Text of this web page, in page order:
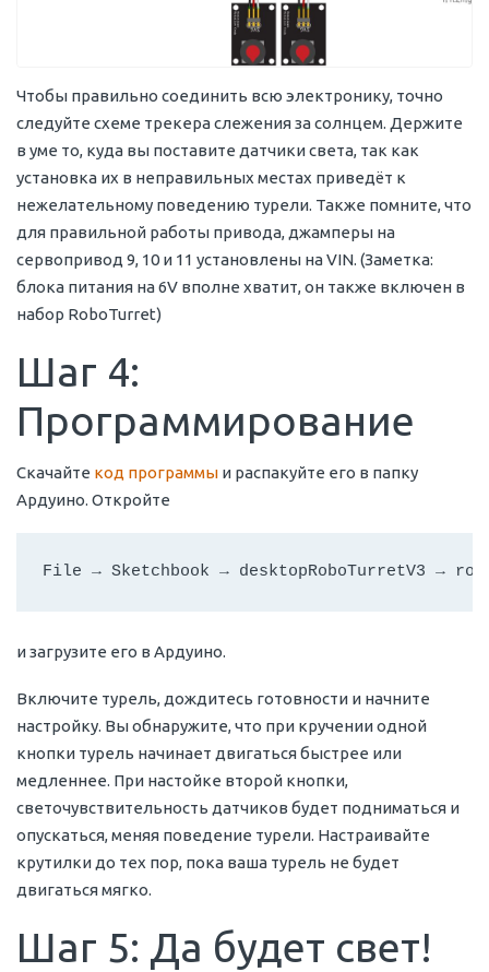
Чтобы правильно соединить всю электронику, точно
следуйте схеме трекера слежения за солнцем. Держите
в уме то, куда вы поставите датчики света, так как
установка их в неправильных местах приведёт к
нежелательному поведению турели. Также помните, что
для правильной работы привода, джамперы на
сервопривод 9, 10 и 11 установлены на VIN. (Заметка:
блока питания на 6V вполне хватит, он также включен в
набор RoboTurret)
Шаг 4:
Программирование
Скачайте код программы и распакуйте его в папку
Ардуино. Откройте
File → Sketchbook → desktopRoboTurretV3 →
и загрузите его в Ардуино.
Включите турель, дождитесь готовности и начните
настройку. Вы обнаружите, что при кручении одной
кнопки турель начинает двигаться быстрее или
медленнее. При настойке второй кнопки,
светочувствительность датчиков будет подниматься и
опускаться, меняя поведение турели. Настраивайте
крутилки до тех пор, пока ваша турель не будет
двигаться мягко.
Шаг 5: Да будет свет!